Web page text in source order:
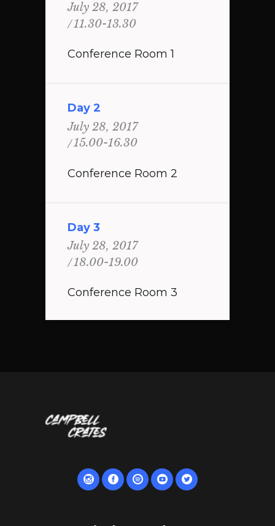
July 28, 2017
11.30-13.30
Conference Room 1
Day 2
July 28, 2017
15.00-16.30
Conference Room 2
Day 3
July 28, 2017
18.00-19.00
Conference Room 3